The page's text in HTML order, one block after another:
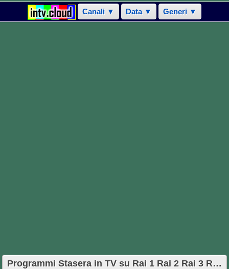
Canali ▼ Data ▼ Generi ▼
Programmi Stasera in TV su Rai 1 Rai 2 Rai 3 Rete 4 Canale 5 Italia 1 LA7 TV8 NOVE